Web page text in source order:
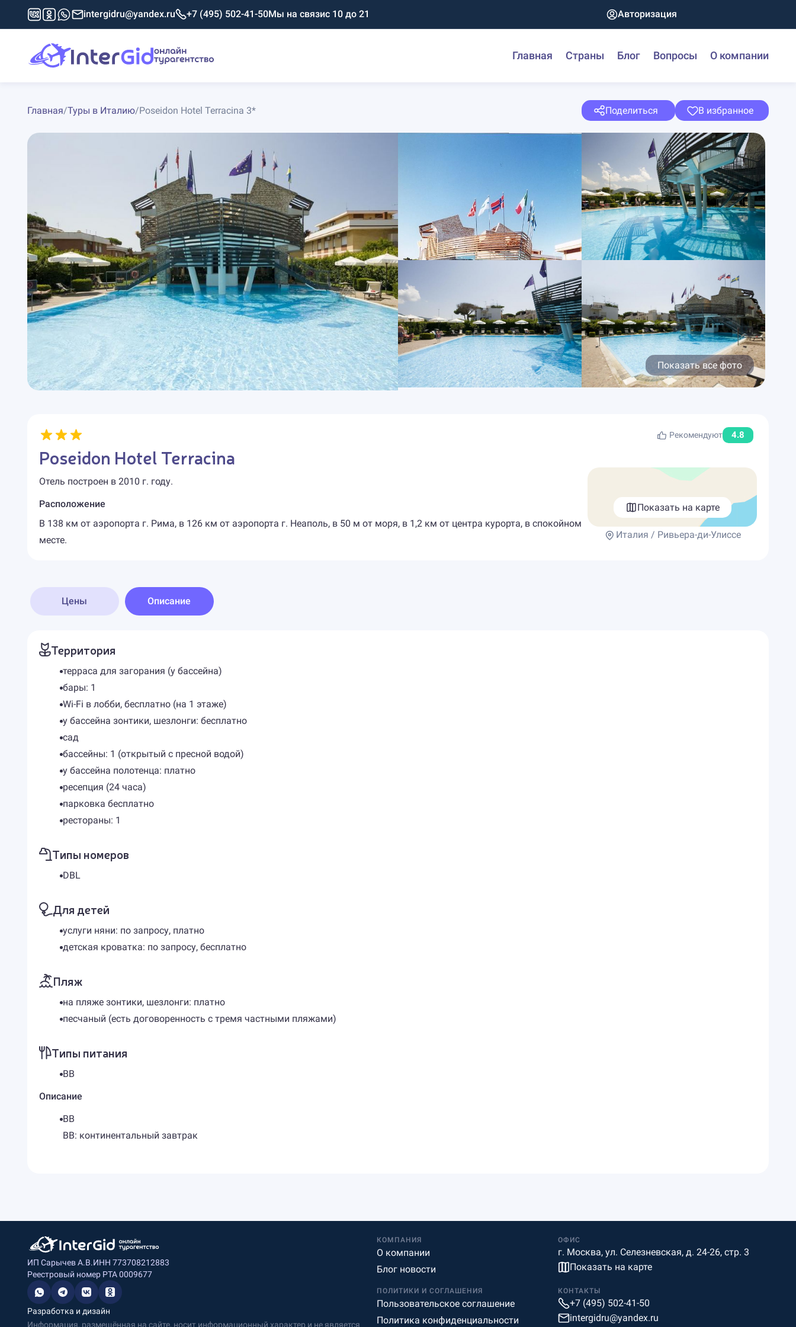
intergidru@yandex.ru +7 (495) 502-41-50Мы на связис 10 до 21 Авторизация
Главная Страны Блог Вопросы О компании
Главная/Туры в Италию/Poseidon Hotel Terracina 3* Поделиться В избранное
Показать все фото
Рекомендуют 4.8
Poseidon Hotel Terracina
Отель построен в 2010 г. году.
Расположение
В 138 км от аэропорта г. Рима, в 126 км от аэропорта г. Неаполь, в 50 м от моря, в 1,2 км от центра курорта, в спокойном
месте.
Показать на карте
Италия / Ривьера-ди-Улиссе
Цены Описание
Территория
терраса для загорания (у бассейна)
бары: 1
Wi-Fi в лобби, бесплатно (на 1 этаже)
у бассейна зонтики, шезлонги: бесплатно
сад
бассейны: 1 (открытый с пресной водой)
у бассейна полотенца: платно
ресепция (24 часа)
парковка бесплатно
рестораны: 1
Типы номеров
DBL
Для детей
услуги няни: по запросу, платно
детская кроватка: по запросу, бесплатно
Пляж
на пляже зонтики, шезлонги: платно
песчаный (есть договоренность с тремя частными пляжами)
Типы питания
BB
Описание
BB
BB: континентальный завтрак
ИП Сарычев А.В.ИНН 773708212883
Реестровый номер РТА 0009677
Разработка и дизайн
Информация, размещённая на сайте, носит информационный характер и не является
КОМПАНИЯ
О компании
Блог новости
ОФИС
г. Москва, ул. Селезневская, д. 24-26, стр. 3
Показать на карте
ПОЛИТИКИ И СОГЛАШЕНИЯ
Пользовательское соглашение
Политика конфиденциальности
КОНТАКТЫ
+7 (495) 502-41-50
intergidru@yandex.ru